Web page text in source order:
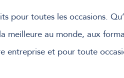
pour toutes les occasions.
meilleure au monde, aux
entreprise et pour toute